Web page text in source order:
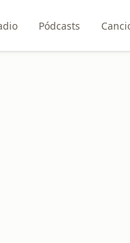
Pódcasts